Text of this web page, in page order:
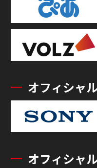
オフィシャ
オフィシャ